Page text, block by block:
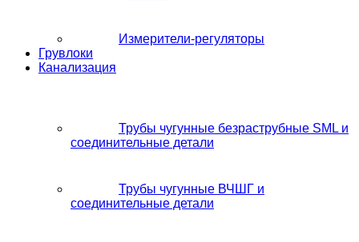
Измерители-регуляторы
Грувлоки
Канализация
Трубы чугунные безраструбные SML и
соединительные детали
Трубы чугунные ВЧШГ и
соединительные детали